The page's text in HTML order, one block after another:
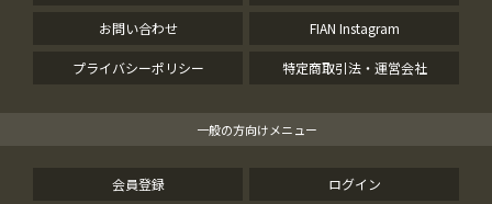
お問い合わせ FIAN Instagram
プライバシーポリシー 特定商取引法・運営会社
一般の方向けメニュー
会員登録 ログイン